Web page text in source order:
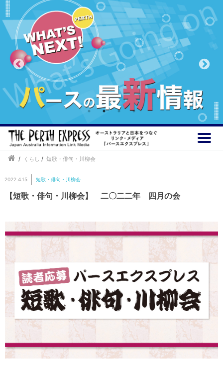
/ くらし / 短歌・俳句・川柳会
2022.4.15 短歌・俳句・川柳会
【短歌・俳句・川柳会】 二〇二二年 四月の会